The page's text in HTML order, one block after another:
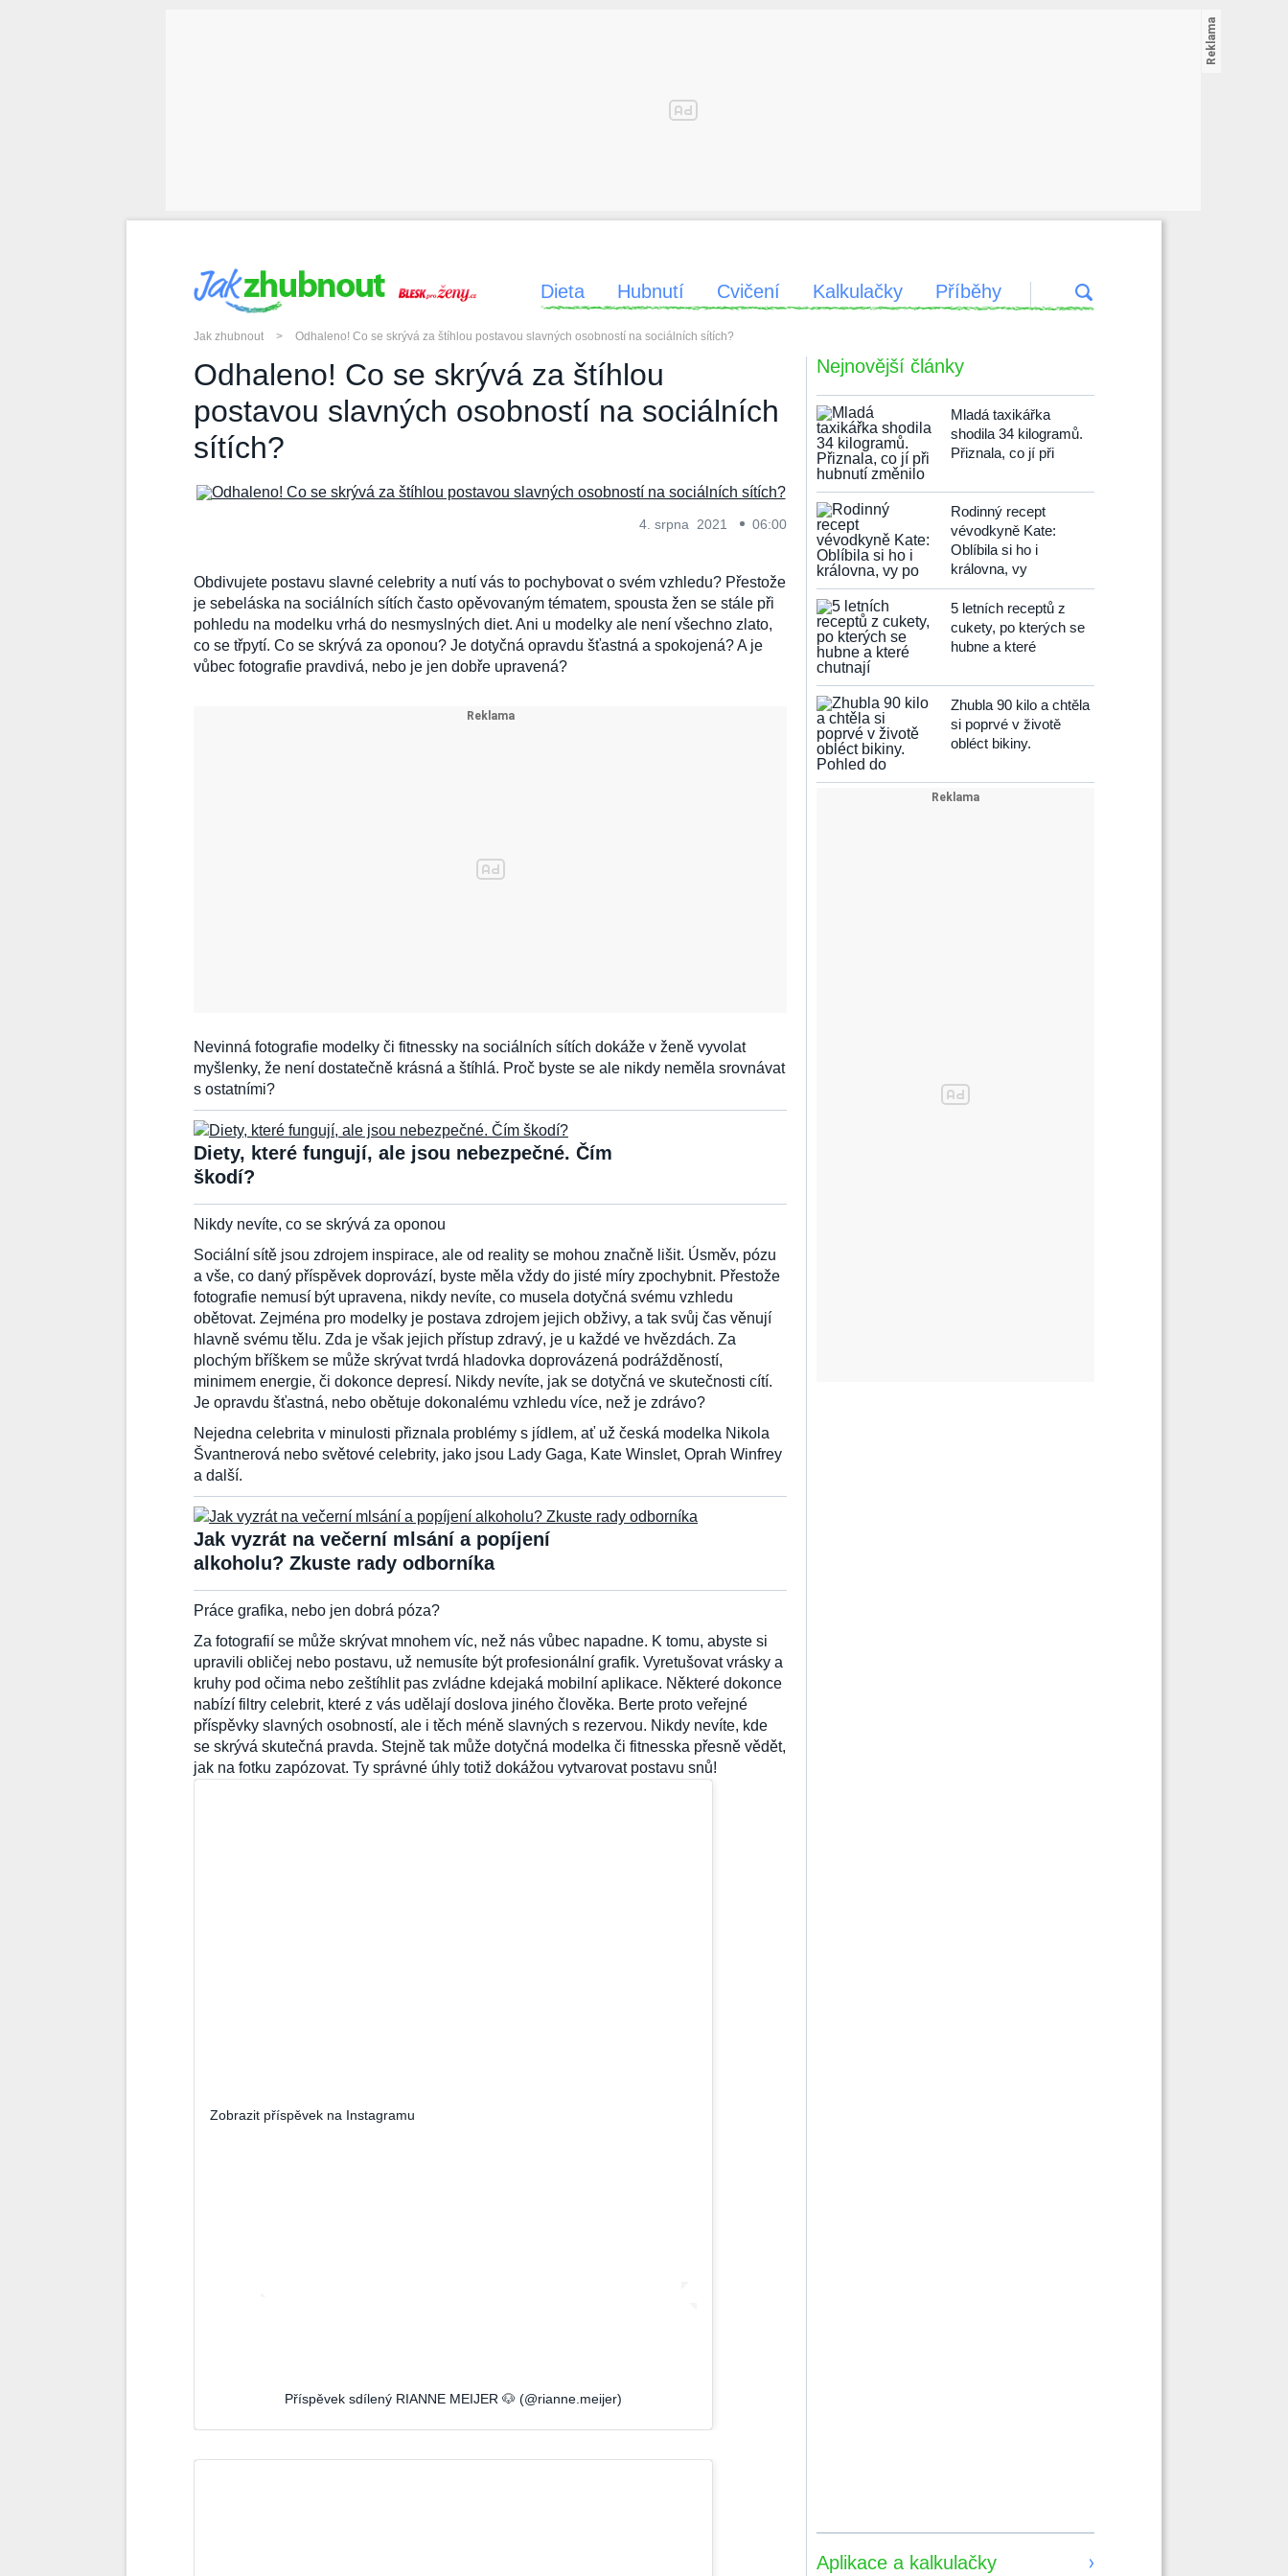
JAK ZHUBNOUT Dieta Hubnutí Cvičení Kalkulačky Příběhy
Jak zhubnout > Odhaleno! Co se skrývá za štíhlou postavou slavných osobností na sociálních sítích?
Odhaleno! Co se skrývá za štíhlou
postavou slavných osobností na sociálních
sítích?
4. srpna 2021 06:00
Obdivujete postavu slavné celebrity a nutí vás to pochybovat o svém vzhledu? Přestože
je sebeláska na sociálních sítích často opěvovaným tématem, spousta žen se stále při
pohledu na modelku vrhá do nesmyslných diet. Ani u modelky ale není všechno zlato,
co se třpytí. Co se skrývá za oponou? Je dotyčná opravdu šťastná a spokojená? A je
vůbec fotografie pravdivá, nebo je jen dobře upravená?
Nevinná fotografie modelky či fitnessky na sociálních sítích dokáže v ženě vyvolat
myšlenky, že není dostatečně krásná a štíhlá. Proč byste se ale nikdy neměla srovnávat
s ostatními?
Diety, které fungují, ale jsou nebezpečné. Čím
škodí?
Nikdy nevíte, co se skrývá za oponou
Sociální sítě jsou zdrojem inspirace, ale od reality se mohou značně lišit. Úsměv, pózu
a vše, co daný příspěvek doprovází, byste měla vždy do jisté míry zpochybnit. Přestože
fotografie nemusí být upravena, nikdy nevíte, co musela dotyčná svému vzhledu
obětovat. Zejména pro modelky je postava zdrojem jejich obživy, a tak svůj čas věnují
hlavně svému tělu. Zda je však jejich přístup zdravý, je u každé ve hvězdách. Za
plochým bříškem se může skrývat tvrdá hladovka doprovázená podrážděností,
minimem energie, či dokonce depresí. Nikdy nevíte, jak se dotyčná ve skutečnosti cítí.
Je opravdu šťastná, nebo obětuje dokonalému vzhledu více, než je zdrávo?
Nejedna celebrita v minulosti přiznala problémy s jídlem, ať už česká modelka Nikola
Švantnerová nebo světové celebrity, jako jsou Lady Gaga, Kate Winslet, Oprah Winfrey
a další.
Jak vyzrát na večerní mlsání a popíjení
alkoholu? Zkuste rady odborníka
Práce grafika, nebo jen dobrá póza?
Za fotografií se může skrývat mnohem víc, než nás vůbec napadne. K tomu, abyste si
upravili obličej nebo postavu, už nemusíte být profesionální grafik. Vyretušovat vrásky a
kruhy pod očima nebo zeštíhlit pas zvládne kdejaká mobilní aplikace. Některé dokonce
nabízí filtry celebrit, které z vás udělají doslova jiného člověka. Berte proto veřejné
příspěvky slavných osobností, ale i těch méně slavných s rezervou. Nikdy nevíte, kde
se skrývá skutečná pravda. Stejně tak může dotyčná modelka či fitnesska přesně vědět,
jak na fotku zapózovat. Ty správné úhly totiž dokážou vytvarovat postavu snů!
Zobrazit příspěvek na Instagramu
Příspěvek sdílený RIANNE MEIJER 🐶 (@rianne.meijer)
Nejnovější články
Mladá taxikářka
shodila 34 kilogramů.
Přiznala, co jí při
Rodinný recept
vévodkyně Kate:
Oblíbila si ho i
královna, vy
5 letních receptů z
cukety, po kterých se
hubne a které
Zhubla 90 kilo a chtěla
si poprvé v životě
obléct bikiny.
Aplikace a kalkulačky